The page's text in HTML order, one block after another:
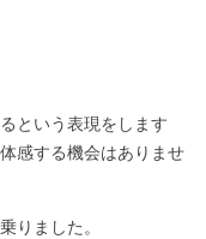
という表現をします
感する機会はありませ
りました。